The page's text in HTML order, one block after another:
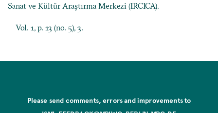
Sanat ve Kültür Araştırma Merkezi (IRCICA).
Vol. 1, p. 13 (no. 5), 3.
Please send comments, errors and improvements to